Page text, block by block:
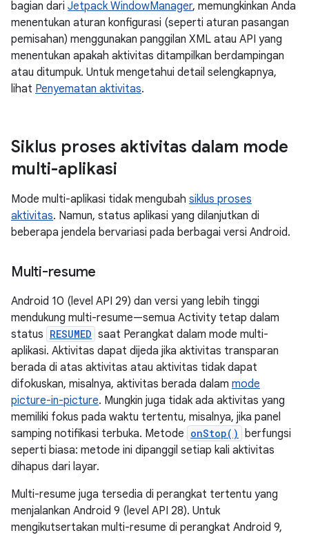
bagian dari Jetpack WindowManager, memungkinkan Anda
menentukan aturan konfigurasi (seperti aturan pasangan
pemisahan) menggunakan panggilan XML atau API yang
menentukan apakah aktivitas ditampilkan berdampingan
atau ditumpuk. Untuk mengetahui detail selengkapnya,
lihat Penyematan aktivitas.
Siklus proses aktivitas dalam mode
multi-aplikasi
Mode multi-aplikasi tidak mengubah siklus proses
aktivitas. Namun, status aplikasi yang dilanjutkan di
beberapa jendela bervariasi pada berbagai versi Android.
Multi-resume
Android 10 (level API 29) dan versi yang lebih tinggi
mendukung multi-resume—semua Activity tetap dalam
status RESUMED saat Perangkat dalam mode multi-
aplikasi. Aktivitas dapat dijeda jika aktivitas transparan
berada di atas aktivitas atau aktivitas tidak dapat
difokuskan, misalnya, aktivitas berada dalam mode
picture-in-picture. Mungkin juga tidak ada aktivitas yang
memiliki fokus pada waktu tertentu, misalnya, jika panel
samping notifikasi terbuka. Metode onStop()
berfungsi
seperti biasa: metode ini dipanggil setiap kali aktivitas
dihapus dari layar.
Multi-resume juga tersedia di perangkat tertentu yang
menjalankan Android 9 (level API 28). Untuk
mengikutsertakan multi-resume di perangkat Android 9,